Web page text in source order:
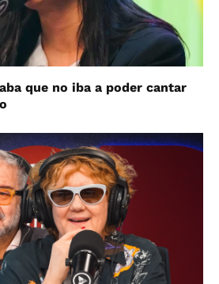
que no iba a poder cantar